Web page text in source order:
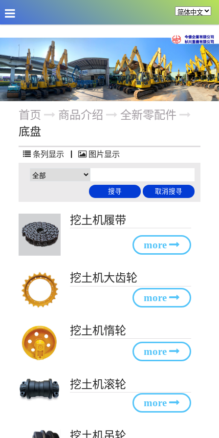
公司介绍 最新消息 改装机具
首页 商品介绍
全新零配件
底盘
条列显示 | 图片显示
挖土机履带
挖土机大齿轮
挖土机惰轮
挖土机滚轮